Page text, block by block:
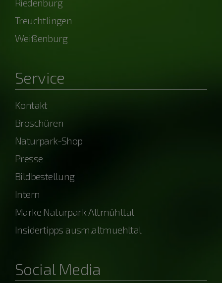
Treuchtlingen
Weißenburg
Service
Kontakt
Broschüren
Naturpark-Shop
Presse
Bildbestellung
Intern
Marke Naturpark Altmühltal
Insidertipps ausm.altmuehltal
Social Media